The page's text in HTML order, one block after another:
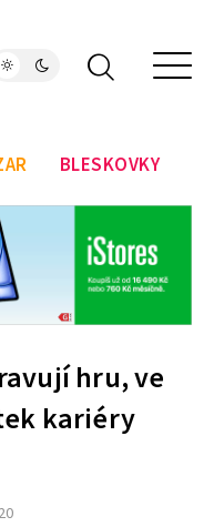
BLESKOVKY
hru, ve
kariéry